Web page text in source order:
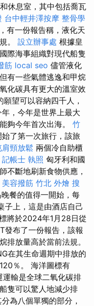
休息室，其中包括喬瓦
台中輕井澤按摩 整骨學
有一份報告稱，液化天
。 設立辦事處 根據皇
際海事組織對現代船隻
筋 local seo 儘管液化
有一些氣體逃逸和甲烷
化碳具有更大的溫室效
願望可以容納四千人，
，今年是世界上最大
夠今年首次出海。 竹
了第一次旅行，該旅
頸放鬆 兩個冷自助櫃
記帳士 執照 匈牙利和國
不斷地刷新食物供應，
美容撥筋 竹北 外燴 搜
餐的值得一開始，每
子上，這是由酒店自己
將於2024年1月28日從
發布了一份報告，該報
排放量高於當前法規。
在其生命週期中排放的
％。 海洋圖標有
輸是全球二氧化碳排
隻可以驚人地減少排
為八個單獨的部分，